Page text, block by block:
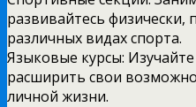
развивайтесь физически,
различных видах спорта.
Языковые курсы:
расширить свои
личной жизни.